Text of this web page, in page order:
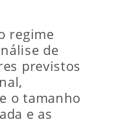
regime
de
previstos
o tamanho
e as